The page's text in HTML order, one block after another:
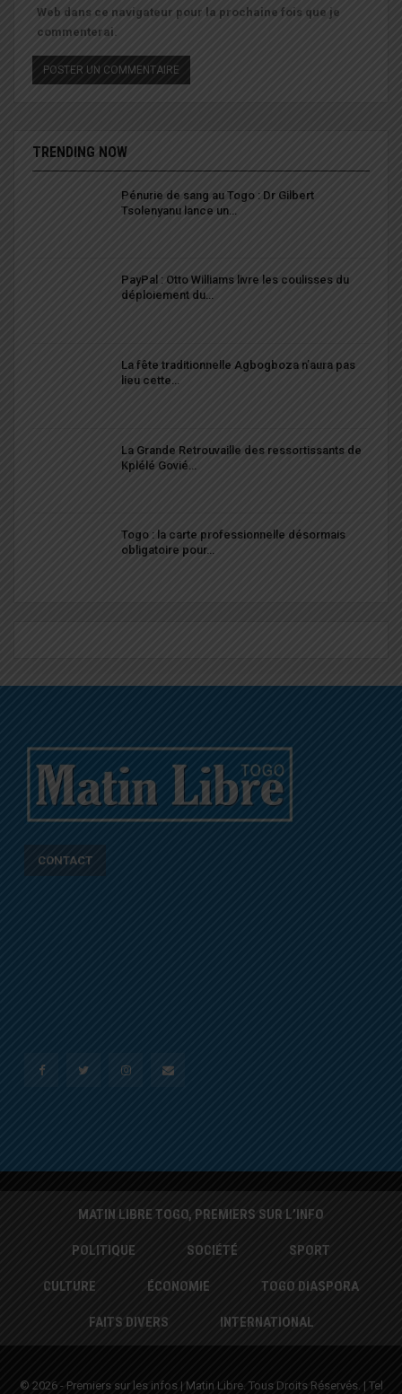
Web dans ce navigateur pour la prochaine fois que je
commenterai.
TRENDING NOW
Pénurie de sang au Togo : Dr Gilbert
Tsolenyanu lance un…
PayPal : Otto Williams livre les coulisses du
déploiement du…
La fête traditionnelle Agbogboza n’aura pas
lieu cette…
La Grande Retrouvaille des ressortissants de
Kplélé Govié…
Togo : la carte professionnelle désormais
obligatoire pour…
CONTACT
MATIN LIBRE TOGO, PREMIERS SUR L’INFO
POLITIQUE SOCIÉTÉ SPORT
CULTURE ÉCONOMIE TOGO DIASPORA
FAITS DIVERS INTERNATIONAL
© 2026 - Premiers sur les infos | Matin Libre. Tous Droits Réservés. | Tel